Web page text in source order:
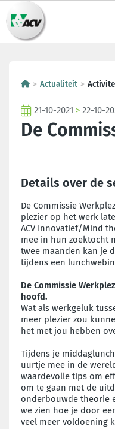
Actualiteit
21-10-2021 > 22-10-
De
Details over de
De Commissie
plezier op het werk
ACV Innovatief/Mind
mee in hun zoektocht
twee maanden kan je
tijdens een
De Commissie
hoofd.
Wat als werkgeluk
meer plezier zou
het met jou hebben
Tijdens je
uurtje mee in de
waardevolle tips om
om te gaan met de
onderbouwde theorie
we zien hoe je door
veel meer voldoening